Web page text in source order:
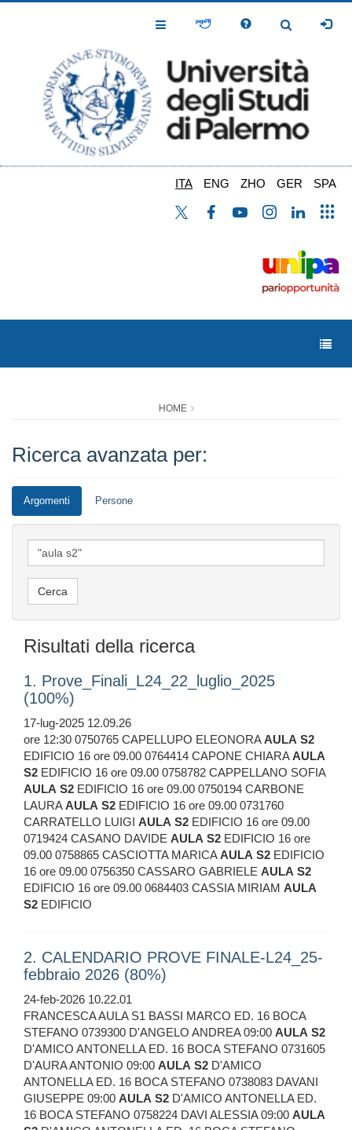
Toggle
Toggle
ITA ENG ZHO GER SPA
HOME
Ricerca avanzata per:
Argomenti Persone
Risultati della ricerca
1. Prove_Finali_L24_22_luglio_2025
(100%)
17-lug-2025 12.09.26
ore 12:30 0750765 CAPELLUPO ELEONORAAULA S2
EDIFICIO 16 ore 09.00 0764414 CAPONE CHIARAAULA
S2 EDIFICIO 16 ore 09.00 0758782 CAPPELLANO SOFIA
AULA S2 EDIFICIO 16 ore 09.00 0750194 CARBONE
LAURAAULA S2 EDIFICIO 16 ore 09.00 0731760
CARRATELLO LUIGI AULA S2 EDIFICIO 16 ore 09.00
0719424 CASANO DAVIDE AULA S2 EDIFICIO 16 ore
09.00 0758865 CASCIOTTA MARICAAULA S2 EDIFICIO
16 ore 09.00 0756350 CASSARO GABRIELE AULA S2
EDIFICIO 16 ore 09.00 0684403 CASSIA MIRIAM AULA
S2 EDIFICIO
2. CALENDARIO PROVE FINALE-L24_25-
febbraio 2026 (80%)
24-feb-2026 10.22.01
FRANCESCA AULA S1 BASSI MARCO ED. 16 BOCA
STEFANO 0739300 D'ANGELO ANDREA 09:00 AULA S2
D'AMICO ANTONELLA ED. 16 BOCA STEFANO 0731605
D'AURA ANTONIO 09:00 AULA S2 D'AMICO
ANTONELLA ED. 16 BOCA STEFANO 0738083 DAVANI
GIUSEPPE 09:00 AULA S2 D'AMICO ANTONELLA ED.
16 BOCA STEFANO 0758224 DAVI ALESSIA 09:00 AULA